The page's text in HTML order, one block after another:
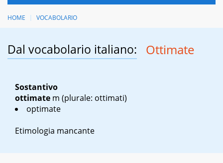
HOME VOCABOLARIO
Dal vocabolario italiano: Ottimate
Sostantivo
ottimate m (plurale: ottimati)
optimate
Etimologia mancante